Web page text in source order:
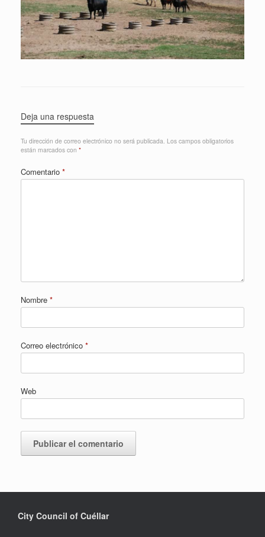
Deja una respuesta
Tu dirección de correo electrónico no será publicada. Los campos obligatorios
están marcados con *
Comentario *
Nombre *
Correo electrónico *
Web
City Council of Cuéllar